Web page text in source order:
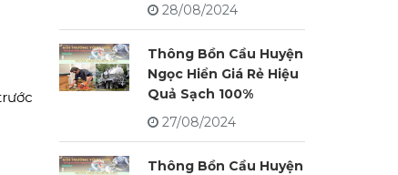
28/08/2024
Thông Bồn Cầu Huyện
Ngọc Hiển Giá Rẻ Hiệu
Quả Sạch 100%
27/08/2024
Thông Bồn Cầu Huyện